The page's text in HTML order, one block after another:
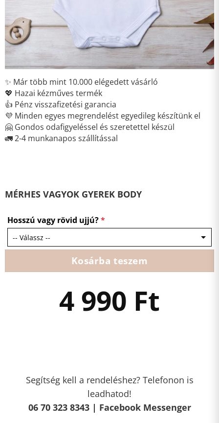
✨ Már több mint 10.000 elégedett vásárló
💖 Hazai kézműves termék
👍 Pénz visszafizetési garancia
💜 Minden egyes megrendelést egyedileg készítünk el
🤗 Gondos odafigyeléssel és szeretettel készül
🚛 2-4 munkanapos szállítással
MÉRHES VAGYOK GYEREK BODY
Hosszú vagy rövid ujjú?*
Kosárba teszem
4 990 Ft
Segítség kell a rendeléshez? Telefonon is
leadhatod!
06 70 323 8343 | Facebook Messenger